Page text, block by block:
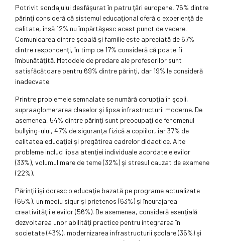
Potrivit sondajului desfăşurat în patru ţări europene, 76% dintre
părinţi consideră că sistemul educaţional oferă o experienţă de
calitate, însă 12% nu împărtăşesc acest punct de vedere.
Comunicarea dintre şcoală şi familie este apreciată de 67%
dintre respondenţi, în timp ce 17% consideră că poate fi
îmbunătăţită. Metodele de predare ale profesorilor sunt
satisfăcătoare pentru 69% dintre părinţi, dar 19% le consideră
inadecvate.
Printre problemele semnalate se numără corupţia în şcoli,
supraaglomerarea claselor şi lipsa infrastructurii moderne. De
asemenea, 54% dintre părinţi sunt preocupaţi de fenomenul
bullying-ului, 47% de siguranţa fizică a copiilor, iar 37% de
calitatea educaţiei şi pregătirea cadrelor didactice. Alte
probleme includ lipsa atenţiei individuale acordate elevilor
(33%), volumul mare de teme (32%) şi stresul cauzat de examene
(22%).
Părinţii îşi doresc o educaţie bazată pe programe actualizate
(65%), un mediu sigur şi prietenos (63%) şi încurajarea
creativităţii elevilor (56%). De asemenea, consideră esenţială
dezvoltarea unor abilităţi practice pentru integrarea în
societate (43%), modernizarea infrastructurii şcolare (35%) şi